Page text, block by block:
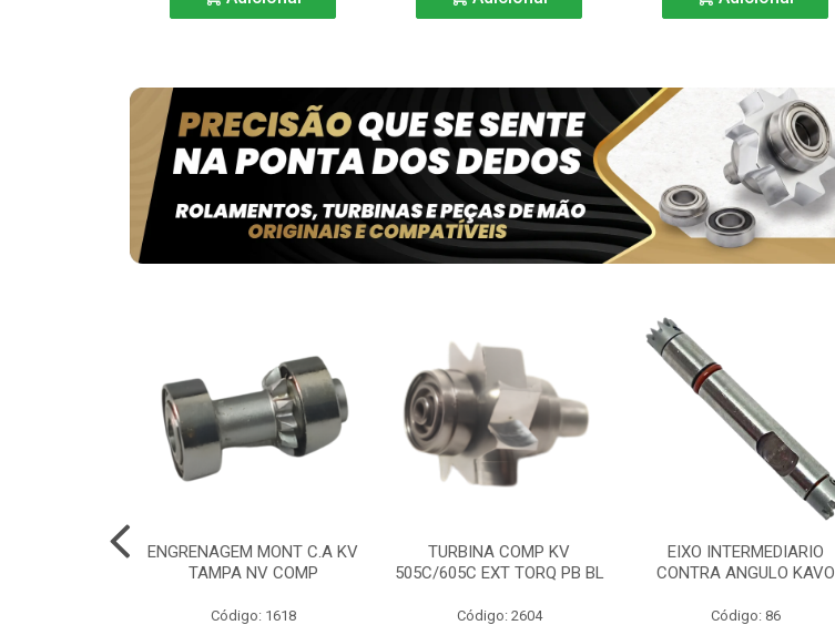
ENGRENAGEM MONT C.A KV
TAMPA NV COMP
Código: 1618
TURBINA COMP KV
505C/605C EXT TORQ PB BL
Código: 2604
EIXO INTERMEDIARIO
CONTRA ANGULO KAVO
Código: 86